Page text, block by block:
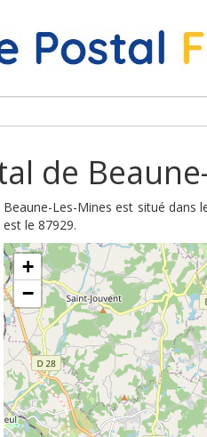
de
Beaune-Les-Mines est situé dans
est le 87929.
+
−